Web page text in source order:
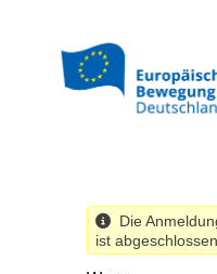
Die
ist abgeschlossen